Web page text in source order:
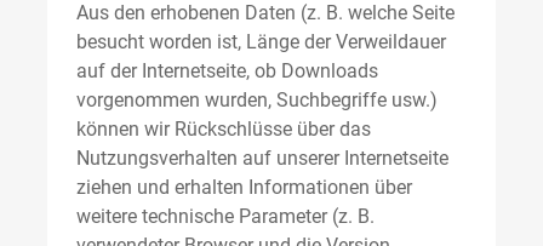
Aus den erhobenen Daten (z. B. welche Seite
besucht worden ist, Länge der Verweildauer
auf der Internetseite, ob Downloads
vorgenommen wurden, Suchbegriffe usw.)
können wir Rückschlüsse über das
Nutzungsverhalten auf unserer Internetseite
ziehen und erhalten Informationen über
weitere technische Parameter (z. B.